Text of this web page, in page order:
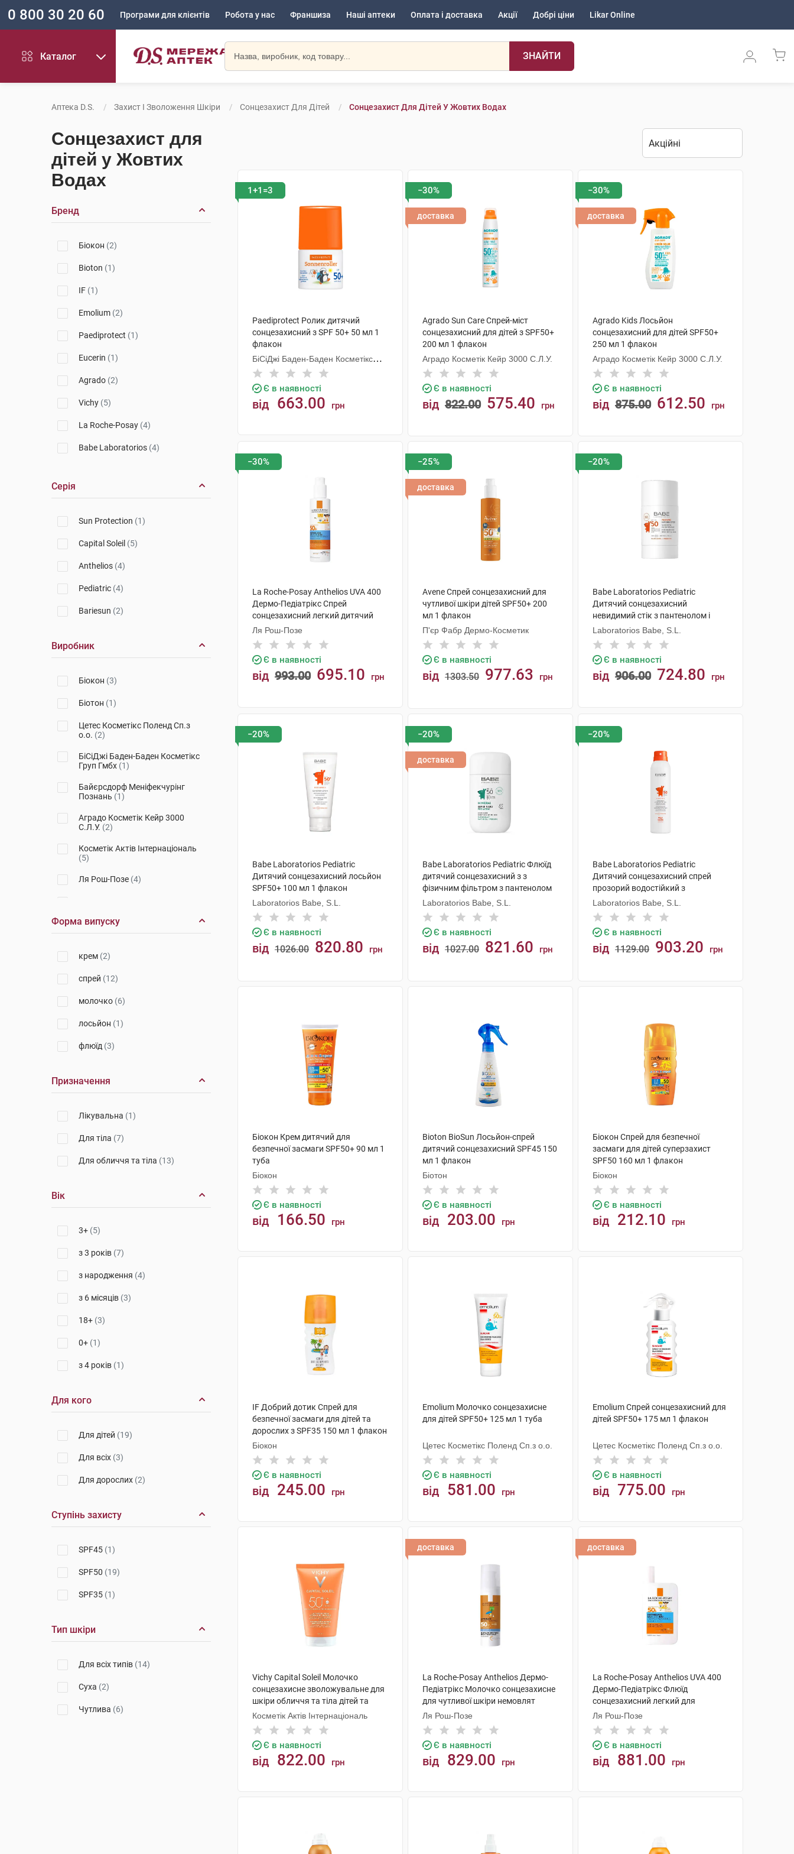
0 800 30 20 60 Програми для клієнтів Робота у нас Франшиза Наші аптеки Оплата і доставка Акції Добрі ціни Likar Online
Каталог ЗНАЙТИ
Аптека D.S. Захист І Зволоження Шкіри Сонцезахист Для Дітей Сонцезахист Для Дітей У Жовтих Водах
Сонцезахист для
дітей у Жовтих
Водах
Бренд
Біокон (2)
Bioton (1)
IF (1)
Emolium (2)
Paediprotect (1)
Eucerin (1)
Agrado (2)
Vichy (5)
La Roche-Posay (4)
Babe Laboratorios (4)
Серія
Sun Protection (1)
Capital Soleil (5)
Anthelios (4)
Pediatric (4)
Bariesun (2)
Виробник
Біокон (3)
Біотон (1)
Цетес Косметікс Поленд Сп.з
о.о. (2)
БіСіДжі Баден-Баден Косметікс
Груп Гмбх (1)
Байєрсдорф Меніфекчурінг
Познань (1)
Аградо Косметік Кейр 3000
С.Л.У. (2)
Косметік Актів Інтернаціональ
(5)
Ля Рош-Позе (4)
Урьяж(2)
Форма випуску
крем (2)
спрей (12)
молочко (6)
лосьйон (1)
флюїд (3)
Призначення
Лікувальна (1)
Для тіла (7)
Для обличчя та тіла (13)
Вік
3+ (5)
з 3 років (7)
з народження (4)
з 6 місяців (3)
18+ (3)
0+ (1)
з 4 років (1)
Для кого
Для дітей (19)
Для всіх (3)
Для дорослих (2)
Ступінь захисту
SPF45 (1)
SPF50 (19)
SPF35 (1)
Тип шкіри
Для всіх типів (14)
Суха (2)
Чутлива (6)
1+1=3
Paediprotect Ролик дитячий
cонцезахисний з SPF 50+ 50 мл 1
флакон
БіСіДжі Баден-Баден Косметікс
Груп Гмбх
Є в наявності
від 663.00 грн
−30%
доставка
Agrado Sun Care Спрей-міст
сонцезахисний для дітей з SPF50+
200 мл 1 флакон
Аградо Косметік Кейр 3000 С.Л.У.
Є в наявності
від 822.00 575.40 грн
−30%
доставка
Agrado Kids Лосьйон
сонцезахисний для дітей SPF50+
250 мл 1 флакон
Аградо Косметік Кейр 3000 С.Л.У.
Є в наявності
від 875.00 612.50 грн
−30%
La Roche-Posay Anthelios UVA 400
Дермо-Педіатрікс Спрей
сонцезахисний легкий дитячий
SPF50+ 200 мл 1 флакон
Ля Рош-Позе
Є в наявності
від 993.00 695.10 грн
−25%
доставка
Avene Спрей сонцезахисний для
чутливої шкіри дітей SPF50+ 200
мл 1 флакон
П'єр Фабр Дермо-Косметик
Є в наявності
від 1303.50 977.63 грн
−20%
Babe Laboratorios Pediatric
Дитячий сонцезахисний
невидимий стік з пантенолом і
пребіотиком SPF50 30 г 1 стік
Laboratorios Babe, S.L.
Є в наявності
від 906.00 724.80 грн
−20%
Babe Laboratorios Pediatric
Дитячий сонцезахисний лосьйон
SPF50+ 100 мл 1 флакон
Laboratorios Babe, S.L.
Є в наявності
від 1026.00 820.80 грн
−20%
доставка
Babe Laboratorios Pediatric Флюїд
дитячий сонцезахисний з з
фізичним фільтром з пантенолом
та пребіотиком з SPF50 50 мл 1
флакон
Laboratorios Babe, S.L.
Є в наявності
від 1027.00 821.60 грн
−20%
Babe Laboratorios Pediatric
Дитячий сонцезахисний спрей
прозорий водостійкий з
матувальним ефектом SPF50+ 200
мл 1 флакон
Laboratorios Babe, S.L.
Є в наявності
від 1129.00 903.20 грн
Біокон Крем дитячий для
безпечної засмаги SPF50+ 90 мл 1
туба
Біокон
Є в наявності
від 166.50 грн
Bioton BioSun Лосьйон-спрей
дитячий сонцезахисний SPF45 150
мл 1 флакон
Біотон
Є в наявності
від 203.00 грн
Біокон Спрей для безпечної
засмаги для дітей суперзахист
SPF50 160 мл 1 флакон
Біокон
Є в наявності
від 212.10 грн
IF Добрий дотик Спрей для
безпечної засмаги для дітей та
дорослих з SPF35 150 мл 1 флакон
Біокон
Є в наявності
від 245.00 грн
Emolium Молочко сонцезахисне
для дітей SPF50+ 125 мл 1 туба
Цетес Косметікс Поленд Сп.з о.о.
Є в наявності
від 581.00 грн
Emolium Спрей сонцезахисний для
дітей SPF50+ 175 мл 1 флакон
Цетес Косметікс Поленд Сп.з о.о.
Є в наявності
від 775.00 грн
Vichy Capital Soleil Молочко
сонцезахисне зволожувальне для
шкіри обличчя та тіла дітей та
дорослих SPF50+ 150 мл 1 туба
Косметік Актів Інтернаціональ
Є в наявності
від 822.00 грн
доставка
La Roche-Posay Anthelios Дермо-
Педіатрікс Молочко сонцезахисне
для чутливої шкіри немовлят
SPF50+ 50 мл 1 туба
Ля Рош-Позе
Є в наявності
від 829.00 грн
доставка
La Roche-Posay Anthelios UVA 400
Дермо-Педіатрікс Флюїд
сонцезахисний легкий для
чутливої шкіри дітей SPF50+ 50 мл
1 флакон
Ля Рош-Позе
Є в наявності
від 881.00 грн